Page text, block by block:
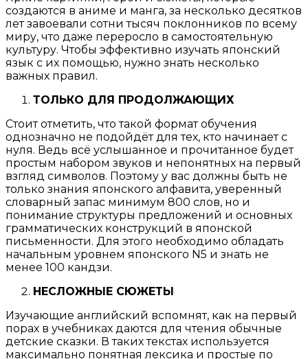
создаются в аниме и манга, за несколько десятков
лет завоевали сотни тысяч поклонников по всему
миру, что даже переросло в самостоятельную
культуру. Чтобы эффективно изучать японский
язык с их помощью, нужно знать несколько
важных правил.
ТОЛЬКО ДЛЯ ПРОДОЛЖАЮЩИХ
Стоит отметить, что такой формат обучения
однозначно не подойдёт для тех, кто начинает с
нуля. Ведь всё услышанное и прочитанное будет
простым набором звуков и непонятных на первый
взгляд символов. Поэтому у вас должны быть не
только знания японского алфавита, уверенный
словарный запас минимум 800 слов, но и
понимание структуры предложений и основных
грамматических конструкций в японской
письменности. Для этого необходимо обладать
начальным уровнем японского N5 и знать не
менее 100 кандзи.
НЕСЛОЖНЫЕ СЮЖЕТЫ
Изучающие английский вспомнят, как на первый
порах в учебниках даются для чтения обычные
детские сказки. В таких текстах используется
максимально понятная лексика и простые по